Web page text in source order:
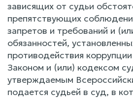
зависящих от судьи
препятствующих
запретов и требований и
обязанностей,
противодействия
Законом и (или) кодексом
утверждаемым
подается судьей в суд, в